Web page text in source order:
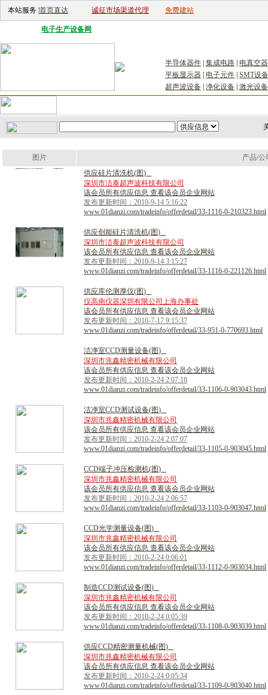
本站服务 | 首页直达 诚征市场渠道代理 免费建站
电子生产设备网
半导体器件 集成电路
电真空
平板显示器
电子元件 SMT设备
超声波设备 净化设备 激光设备
图片
产品/公
供应硅片清洗机(图)
深圳市洁泰超声波科技有限公司
该会员所有供应信息 查看该会员企业网站
发布更新时间：2010-9-14 5:16:22
www.01dianzi.com/tradeinfo/offerdetail/33-1116-0-210323.html
供应创 能硅片清洗机(图)
深圳市洁泰超声波科技有限公司
该会员所有供应信息 查看该会员企业网站
发布更新时间：2010-9-14 3:15:27
www.01dianzi.com/tradeinfo/offerdetail/33-1116-0-221126.html
供应库伦测 厚仪(图)
仪高南仪器深圳有限公司上海办事处
该会员所有供应信息 查看该会员企业网站
发布更新时间：2010-7-17 9:15:37
www.01dianzi.com/tradeinfo/offerdetail/33-951-0-770693.html
洁净室CCD测量设备(图)
深圳市兆鑫精密机械有限公司
该会员所有供应信息 查看该会员企业网站
发布更新时间：2010-2-24 2:07:18
www.01dianzi.com/tradeinfo/offerdetail/33-1106-0-903043.html
洁净室CCD测试设备(图)
深圳市兆鑫精密机械有限公司
该会员所有供应信息 查看该会员企业网站
发布更新时间：2010-2-24 2:07:07
www.01dianzi.com/tradeinfo/offerdetail/33-1105-0-903045.html
CCD端子冲压检测机(图)
深圳市兆鑫精密机械有限公司
该会员所有供应信息 查看该会员企业网站
发布更新时间：2010-2-24 2:06:57
www.01dianzi.com/tradeinfo/offerdetail/33-1103-0-903047.html
CCD光学测量设备(图)
深圳市兆鑫精密机械有限公司
该会员所有供应信息 查看该会员企业网站
发布更新时间：2010-2-24 0:06:01
www.01dianzi.com/tradeinfo/offerdetail/33-1112-0-903034.html
制 造CCD测试设备(图)
深圳市兆鑫精密机械有限公司
该会员所有供应信息 查看该会员企业网站
发布更新时间：2010-2-24 0:05:39
www.01dianzi.com/tradeinfo/offerdetail/33-1108-0-903039.html
供应CCD精密测量机械(图)
深圳市兆鑫精密机械有限公司
该会员所有供应信息 查看该会员企业网站
发布更新时间：2010-2-24 0:05:34
www.01dianzi.com/tradeinfo/offerdetail/33-1109-0-903040.html